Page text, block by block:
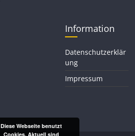
Information
Datenschutzerklär
ung
Impressum
Diese Webseite benutzt
Cookies. Aktuell sind